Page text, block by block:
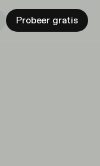
Probeer gratis